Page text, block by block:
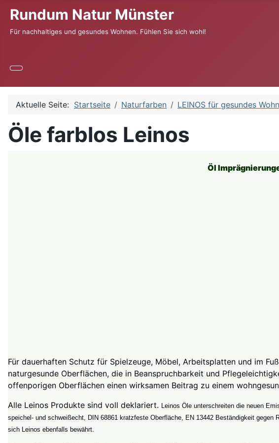
Rundum Natur Münster
Für nachhaltiges und gesundes Wohnen. Fühlen Sie sich wohl!
Aktuelle Seite: Startseite Naturfarben LEINOS für gesundes
Öle farblos Leinos
Öl
Für dauerhaften Schutz für Spielzeuge, Möbel, Arbeitsplatten und im
naturgesunde Oberflächen, die in Beanspruchbarkeit und
offenporigen Oberflächen einen wirksamen Beitrag zu einem
Alle Leinos Produkte sind voll deklariert. Leinos Öle unterschreiten die neuen
speichel- und schweißecht, DIN 68861 kratzfeste Oberfläche, EN 13442 Beständigkeit
sich Leinos ebenfalls bewährt.